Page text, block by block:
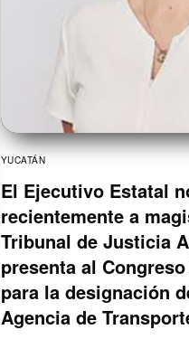
YUCATÁN
El Ejecutivo Estatal
recientemente a
Tribunal de Justicia
presenta al
para la designación
Agencia de